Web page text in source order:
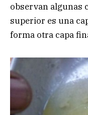
observan algunas
superior es una
forma otra capa